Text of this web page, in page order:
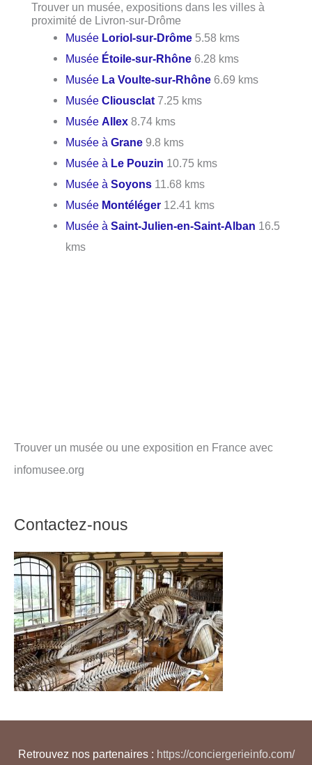
Trouver un musée, expositions dans les villes à
proximité de Livron-sur-Drôme
Musée Loriol-sur-Drôme 5.58 kms
Musée Étoile-sur-Rhône 6.28 kms
Musée La Voulte-sur-Rhône 6.69 kms
MuséeCliousclat 7.25 kms
MuséeAllex 8.74 kms
Musée àGrane 9.8 kms
Musée à Le Pouzin 10.75 kms
Musée àSoyons 11.68 kms
Musée Montéléger 12.41 kms
Musée àSaint-Julien-en-Saint-Alban 16.5
kms
Trouver un musée ou une exposition en France avec
infomusee.org
Contactez-nous
Retrouvez nos partenaires : https://conciergerieinfo.com/